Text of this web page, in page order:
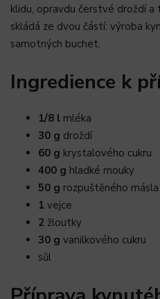
klidu, opravdu čerstvé droždí
skládá ze dvou částí: výroba
samotných buchet.
Ingredience k
1/8 l mléka
30 g droždí
60 g krystalového cukru
400 g hladké mouky
50 g rozpuštěného másla
1 vejce
2 žloutky
30 g vanilkového cukru
sůl